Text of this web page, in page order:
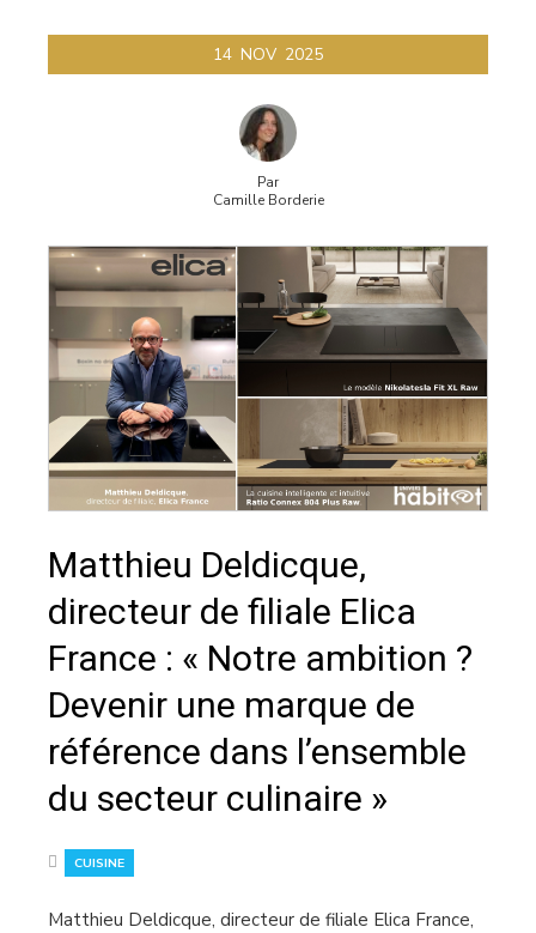
14 NOV 2025
Par
Camille Borderie
Matthieu Deldicque,
directeur de filiale Elica
France : « Notre ambition ?
Devenir une marque de
référence dans l’ensemble
du secteur culinaire »
CUISINE
Matthieu Deldicque, directeur de filiale Elica France,